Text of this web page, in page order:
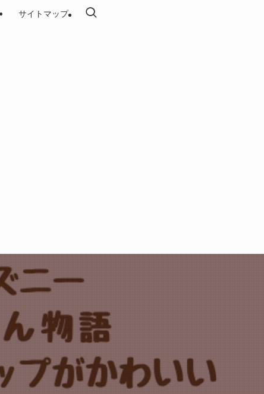
サイトマップ